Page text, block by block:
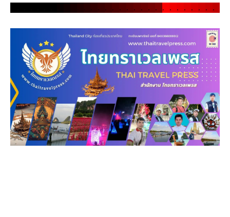
. . . . . . . . . . . . . . . . .